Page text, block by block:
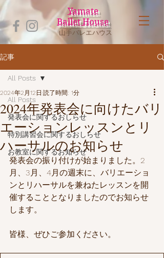
Yamate
Ballet House
山手バレエハウス
記事
All Posts
発表会に関するおしらせ
特別講習会に関するおしらせ
お教室に関するお知らせ
All Posts
2024年発表会に向けたバリ
エーションレッスンとリ
ハーサルのお知らせ
2024年2月12日 読了時間: 1分
発表会の振り付けが始まりました。2
月、3月、4月の週末に、バリエーショ
ンとリハーサルを兼ねたレッスンを開
催することとなりましたのでお知らせ
します。
皆様、ぜひご参加ください。